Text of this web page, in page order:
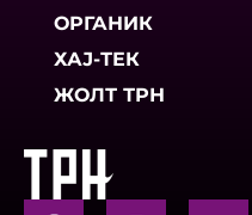
ОРГАНИК
ХАЈ-ТЕК
ЖОЛТ ТРН